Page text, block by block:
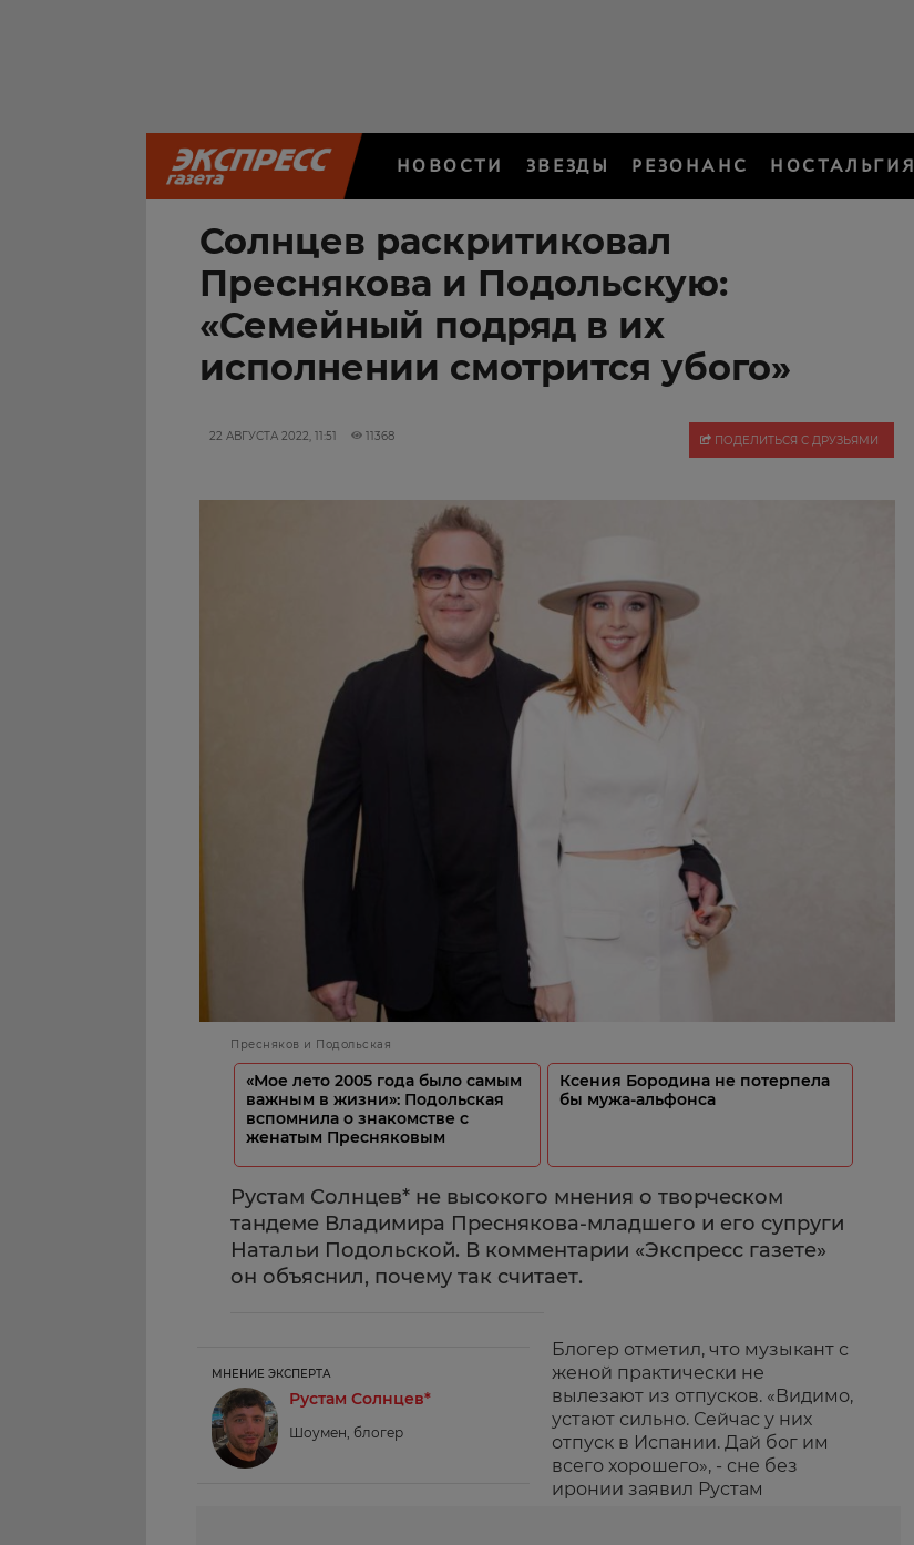
НОВОСТИ ЗВЕЗДЫ РЕЗОНАНС НОСТАЛЬГИЯ
Солнцев раскритиковал
Преснякова и Подольскую:
«Семейный подряд в их
исполнении смотрится убого»
22 АВГУСТА 2022, 11:51 11368 ПОДЕЛИТЬСЯ С ДРУЗЬЯМИ
Пресняков и Подольская
«Мое лето 2005 года было самым
важным в жизни»: Подольская
вспомнила о знакомстве с
женатым Пресняковым
Ксения Бородина не потерпела
бы мужа-альфонса
Рустам Солнцев* не высокого мнения о творческом
тандеме Владимира Преснякова-младшего и его супруги
Натальи Подольской. В комментарии «Экспресс газете»
он объяснил, почему так считает.
МНЕНИЕ ЭКСПЕРТА
Рустам Солнцев*
Шоумен, блогер
Блогер отметил, что музыкант с
женой практически не
вылезают из отпусков. «Видимо,
устают сильно. Сейчас у них
отпуск в Испании. Дай бог им
всего хорошего», - сне без
иронии заявил Рустам